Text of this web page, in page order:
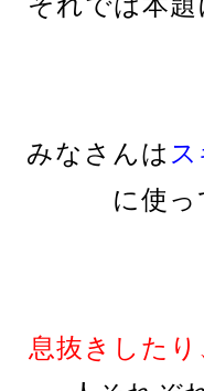
みなさんは
に使っ
息抜きしたり